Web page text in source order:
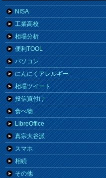
NISA
工業高校
相場分析
便利TOOL
パソコン
にんにくアレルギー
相場ツイート
投信買付け
食べ物
LibreOffice
真宗大谷派
スマホ
相続
その他